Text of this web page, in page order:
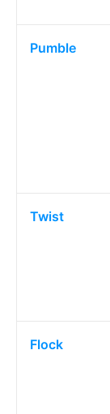
Pumble
Twist
Flock